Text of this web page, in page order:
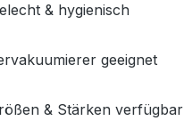
& hygienisch
geeignet
& Stärken verfügbar